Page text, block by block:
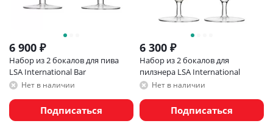
6 900 ₽
Набор из 2 бокалов для пива
LSA International Bar
Нет в наличии
Подписаться
6 300 ₽
Набор из 2 бокалов для
пилзнера LSA International
Нет в наличии
Подписаться